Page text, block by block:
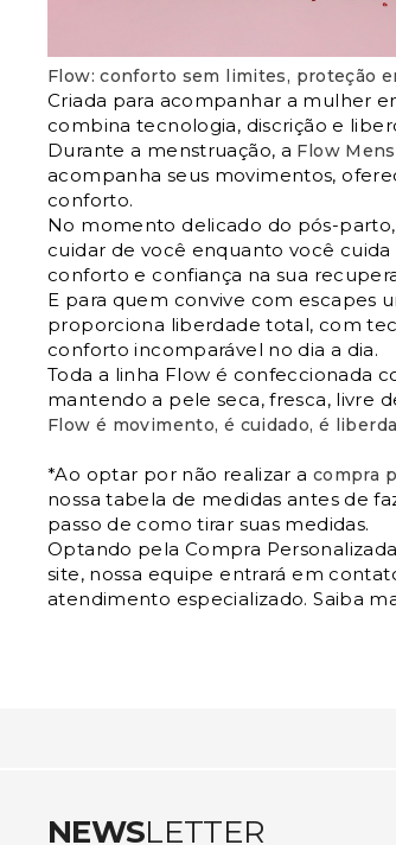
Flow: conforto sem limites, proteção
Criada para acompanhar a mulher
combina tecnologia, discrição e
Durante a menstruação, a Flow
acompanha seus movimentos,
conforto.
No momento delicado do pós-parto,
cuidar de você enquanto você
conforto e confiança na sua
E para quem convive com escapes
proporciona liberdade total, com
conforto incomparável no dia a dia.
Toda a linha Flow é confeccionada
mantendo a pele seca, fresca, livre
Flow é movimento, é cuidado, é
*Ao optar por não realizar a compra
nossa tabela de medidas antes de
passo de como tirar suas medidas.
Optando pela Compra
site, nossa equipe entrará em
atendimento especializado. Saiba
NEWSLETTER